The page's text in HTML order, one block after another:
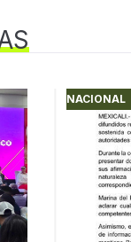
NACIONAL